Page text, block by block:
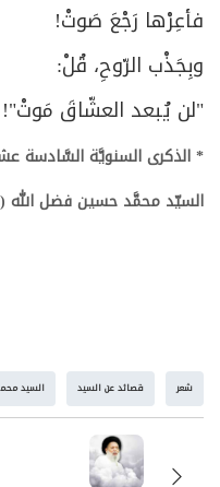
فأعِرْها رَجْعَ صَوتْ!
وبِجَذْب الرّوحِ، قُلْ:
"لن يُبعد العشّاقَ مَوتْ"!
* الذكرى السنويَّة السَّادسة
السيّد محمَّد حسين فضل الله
شعر قصائد عن السيد السيد